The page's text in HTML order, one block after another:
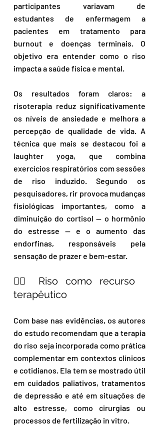
participantes variavam de
estudantes de enfermagem a
pacientes em tratamento para
burnout e doenças terminais. O
objetivo era entender como o riso
impacta a saúde física e mental.
Os resultados foram claros: a
risoterapia reduz significativamente
os níveis de ansiedade e melhora a
percepção de qualidade de vida. A
técnica que mais se destacou foi a
laughter yoga, que combina
exercícios respiratórios com sessões
de riso induzido. Segundo os
pesquisadores, rir provoca mudanças
fisiológicas importantes, como a
diminuição do cortisol — o hormônio
do estresse — e o aumento das
endorfinas, responsáveis pela
sensação de prazer e bem-estar.
🧘‍♀️ Riso como recurso
terapêutico
Com base nas evidências, os autores
do estudo recomendam que a terapia
do riso seja incorporada como prática
complementar em contextos clínicos
e cotidianos. Ela tem se mostrado útil
em cuidados paliativos, tratamentos
de depressão e até em situações de
alto estresse, como cirurgias ou
processos de fertilização in vitro.